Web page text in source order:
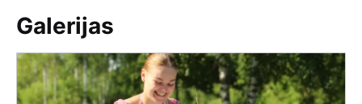
Galerijas